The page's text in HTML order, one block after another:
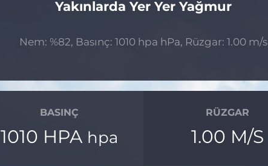
Yakınlarda Yer Yer Yağmur
Nem: %82, Basınç: 1010 hpa hPa, Rüzgar: 1.00 m/s
BASINÇ
1010 HPA hpa
RÜZGAR
1.00 M/S